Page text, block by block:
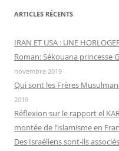
ARTICLES RÉCENTS
IRAN ET USA : UNE
Roman: Sékouana princesse
novembre 2019
Qui sont les Frères
2019
Réflexion sur le rapport el
montée de l’islamisme en
Des Israéliens sont-ils